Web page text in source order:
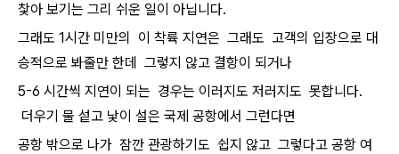
찿아 보기는 그리 쉬운 일이 아닙니다.
그래도 1시간 미만의 이 착륙 지연은 그래도 고객의 입장으로 대
승적으로 봐줄만 한데 그렇지 않고 결항이 되거나
5-6 시간씩 지연이 되는 경우는 이러지도 저러지도 못합니다.
더우기 물 섵고 낯이 설은 국제 공항에서 그런다면
공항 밖으로 나가 잠깐 관광하기도 쉽지 않고 그렇다고 공항 여